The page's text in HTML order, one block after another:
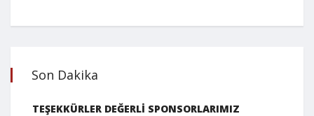
Son Dakika
TEŞEKKÜRLER DEĞERLİ SPONSORLARIMIZ